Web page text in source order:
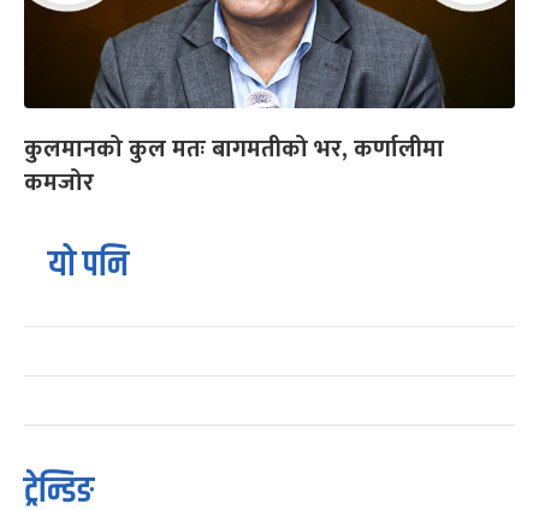
कुलमानको कुल मतः बागमतीको भर, कर्णालीमा
कमजोर
यो पनि
ट्रेन्डिङ